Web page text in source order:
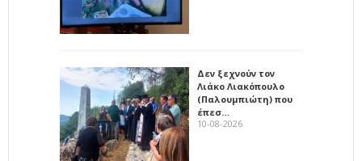
Δεν ξεχνούν τον
Λιάκο Λιακόπουλο
(Παλουμπιώτη) που
έπεσ…
10-08-2026